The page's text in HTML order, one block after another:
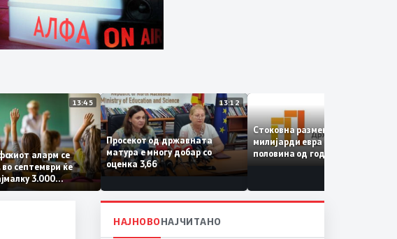
13:45
аларм се
во септември ќе
најмалку 3.000
помалку
13:12
Просекот од државната
матура е многу добар со
оценка 3,66
Стоковна размена од 10,5
милијарди евра во првата
половина од годината –
НАЈНОВОНАЈЧИТАНО